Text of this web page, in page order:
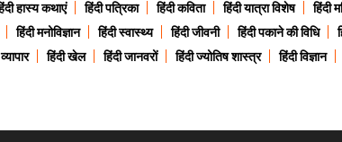
हास्य कथाएं हिंदी पत्रिका हिंदी कविता हिंदी यात्रा विशेष
हिंदी
हिंदी मनोविज्ञान हिंदी स्वास्थ्य हिंदी जीवनी हिंदी पकाने की विधि
हिंदी खेल हिंदी जानवरों हिंदी ज्योतिष शास्त्र हिंदी विज्ञान